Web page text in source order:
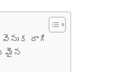
వెనుక దాగి